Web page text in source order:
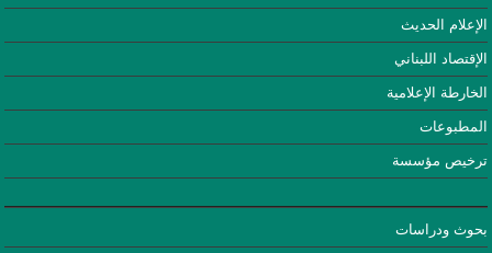
الإعلام الحديث
الإقتصاد اللبناني
الخارطة الإعلامية
المطبوعات
ترخيص مؤسسة
بحوث ودراسات